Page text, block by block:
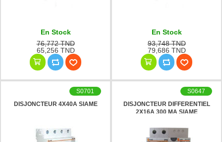
En Stock
76,772 TND
65,256 TND
En Stock
93,748 TND
79,686 TND
DISJONCTEUR 4X40A SIAME
S0701
DISJONCTEUR DIFFERENTIEL
2X16A 300 MA SIAME
S0647